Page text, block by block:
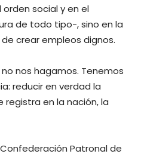
social y en el
de todo tipo-, sino en la
crear empleos dignos.
no nos hagamos. Tenemos
reducir en verdad la
registra en la nación, la
Confederación Patronal de